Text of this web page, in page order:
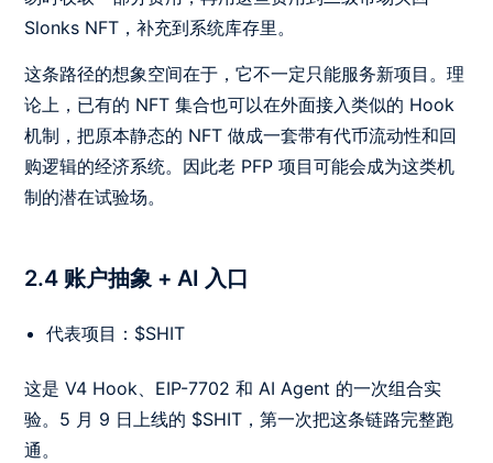
Slonks NFT，补充到系统库存里。
这条路径的想象空间在于，它不一定只能服务新项目。理
论上，已有的 NFT 集合也可以在外面接入类似的 Hook
机制，把原本静态的 NFT 做成一套带有代币流动性和回
购逻辑的经济系统。因此老 PFP 项目可能会成为这类机
制的潜在试验场。
2.4 账户抽象 + AI 入口
代表项目：$SHIT
这是 V4 Hook、EIP-7702 和 AI Agent 的一次组合实
验。5 月 9 日上线的 $SHIT，第一次把这条链路完整跑
通。